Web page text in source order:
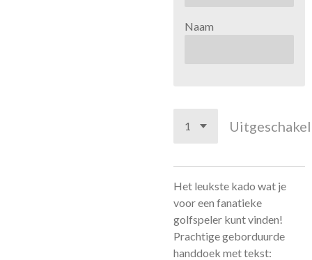
Naam
Het leukste kado wat je
voor een fanatieke
golfspeler kunt vinden!
Prachtige geborduurde
handdoek met tekst: